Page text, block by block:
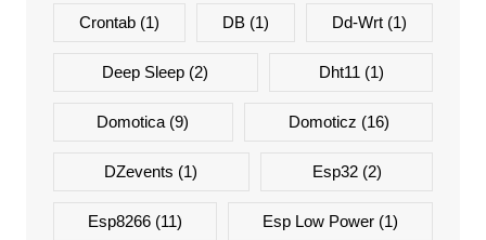
Crontab(1) DB (1) Dd-Wrt (1)
Deep Sleep (2) Dht11 (1)
Domotica (9) Domoticz (16)
DZevents (1) Esp32(2)
Esp8266(11) Esp Low Power (1)